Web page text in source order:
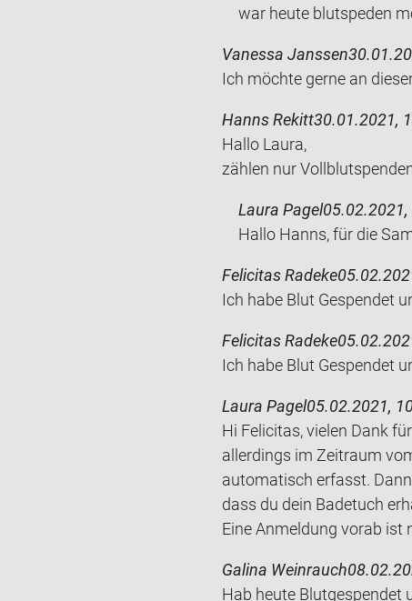
war heute blut­spe­den
Vanessa Janssen
Ich möch­te gerne an
Hanns Rekitt30.01.2021,
Hallo Laura,
zäh­len nur
Laura Pagel05.02.2021,
Hallo Hanns, für die
Felicitas Radeke
Ich habe Blut Ge­spen­det
Felicitas Radeke
Ich habe Blut Ge­spen­det
Laura Pagel05.02.2021,
Hi Felicitas, vielen Dank
allerdings im Zeitraum
automatisch erfasst.
dass du dein Badetuch
Eine Anmeldung vorab ist
Galina Weinrauch
Hab heute Blut­ge­spen­det